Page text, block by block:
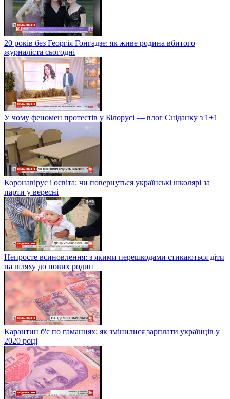
20 років без Георгія Гонгадзе: як живе родина вбитого
журналіста сьогодні
У чому феномен протестів у Білорусі — влог Сніданку з 1+1
Коронавірус і освіта: чи повернуться українські школярі за
парти у вересні
Непросте всиновлення: з якими перешкодами стикаються діти
на шляху до нових родин
Карантин б'є по гаманцях: як змінилися зарплати українців у
2020 році